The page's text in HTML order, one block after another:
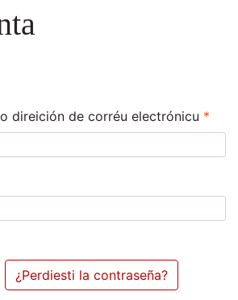
direición de corréu electrónicu *
¿Perdiesti la contraseña?